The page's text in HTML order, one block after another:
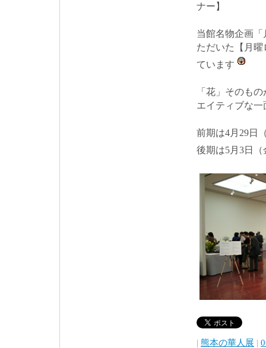
ナー】
当館名物企画
ただいた【月
ています
「花」そのも
エイティブな
前期は4月29日
後期は5月3日
| 熊本の華人展 |